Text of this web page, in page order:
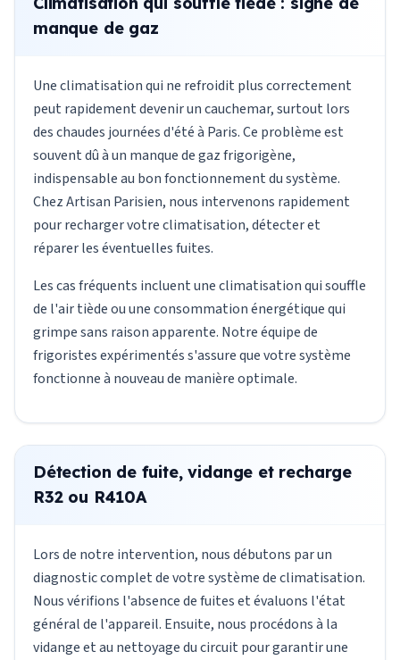
manque de gaz
Une climatisation qui ne refroidit plus correctement
peut rapidement devenir un cauchemar, surtout lors
des chaudes journées d'été à Paris. Ce problème est
souvent dû à un manque de gaz frigorigène,
indispensable au bon fonctionnement du système.
Chez Artisan Parisien, nous intervenons rapidement
pour recharger votre climatisation, détecter et
réparer les éventuelles fuites.
Les cas fréquents incluent une climatisation qui souffle
de l'air tiède ou une consommation énergétique qui
grimpe sans raison apparente. Notre équipe de
frigoristes expérimentés s'assure que votre système
fonctionne à nouveau de manière optimale.
Détection de fuite, vidange et recharge
R32 ou R410A
Lors de notre intervention, nous débutons par un
diagnostic complet de votre système de climatisation.
Nous vérifions l'absence de fuites et évaluons l'état
général de l'appareil. Ensuite, nous procédons à la
vidange et au nettoyage du circuit pour garantir une